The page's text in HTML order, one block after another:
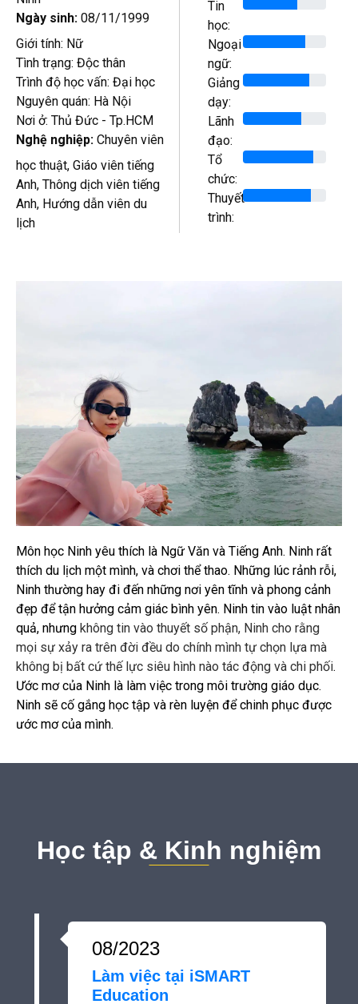
Ngày sinh: 08/11/1999
Giới tính: Nữ
Tình trạng: Độc thân
Trình độ học vấn: Đại học
Nguyên quán: Hà Nội
Nơi ở: Thủ Đức - Tp.HCM
Nghệ nghiệp: Chuyên viên
học thuật, Giáo viên tiếng
Anh, Thông dịch viên tiếng
Anh, Hướng dẫn viên du
lịch
Tin
học:
Ngoại
ngữ:
Giảng
dạy:
Lãnh
đạo:
Tổ
chức:
Thuyết
trình:
Môn học Ninh yêu thích là Ngữ Văn và Tiếng Anh. Ninh rất
thích du lịch một mình, và chơi thể thao. Những lúc rảnh rỗi,
Ninh thường hay đi đến những nơi yên tĩnh và phong cảnh
đẹp để tận hưởng cảm giác bình yên. Ninh tin vào luật nhân
quả, nhưng không tin vào thuyết số phận, Ninh cho rằng
mọi sự xảy ra trên đời đều do chính mình tự chọn lựa mà
không bị bất cứ thế lực siêu hình nào tác động và chi phối.
Ước mơ của Ninh là làm việc trong môi trường giáo dục.
Ninh sẽ cố gắng học tập và rèn luyện để chinh phục được
ước mơ của mình.
Học tập & Kinh nghiệm
08/2023
Làm việc tại iSMART
Education